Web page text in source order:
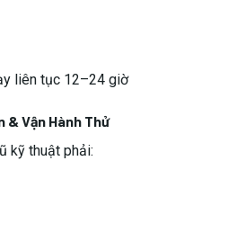
liên tục 12–24 giờ
& Vận Hành Thử
kỹ thuật phải: